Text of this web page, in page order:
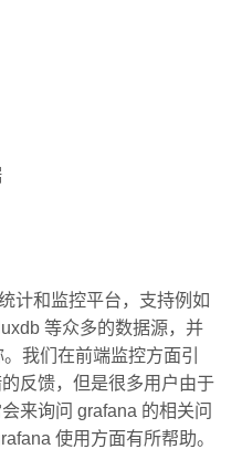
计和监控平台，支持例如
等众多的数据源，并
我们在前端监控方面引
反馈，但是很多用户由于
来询问 grafana 的相关问
使用方面有所帮助。